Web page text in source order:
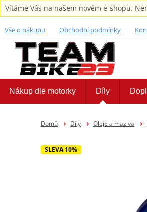
Vítáme Vás na našem novém e-shopu.
Vše o nákupu Obchodní podmínky
Nákup dle motorky Díly
Domů Díly Oleje a maziva
SLEVA 10%